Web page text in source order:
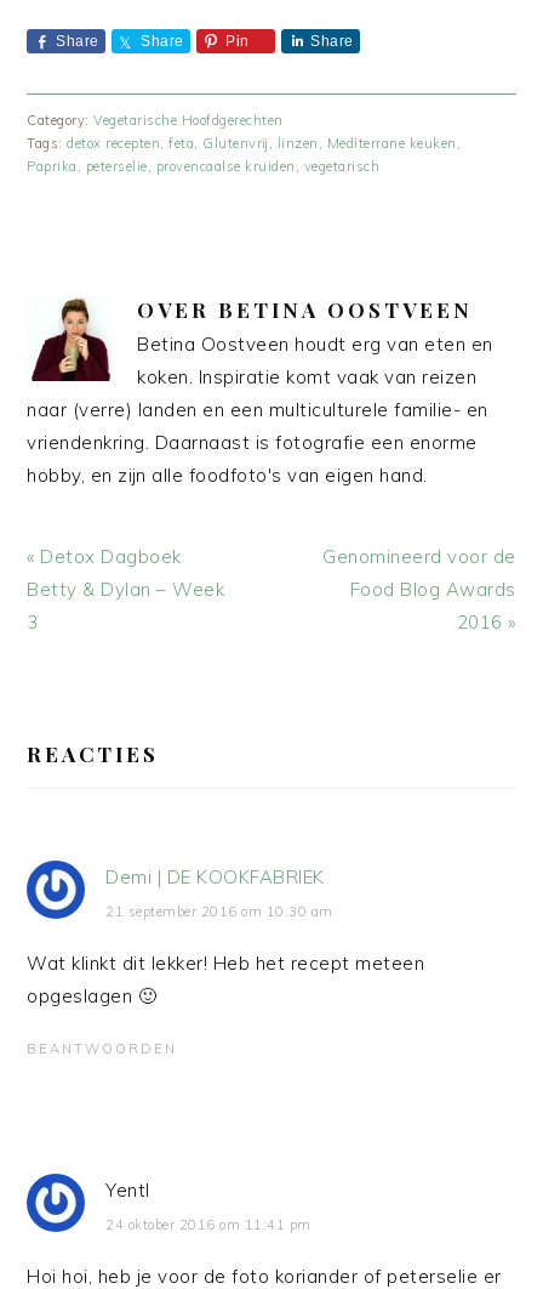
Share Share Pin Share
Category:Vegetarische Hoofdgerechten
Tags:detox recepten ,feta Glutenvrij linzen Mediterrane keuken
Paprika
peterselie provencaalse kruiden vegetarisch
OVER BETINA OOSTVEEN
Betina Oostveen houdt erg van eten en
koken. Inspiratie komt vaak van reizen
naar (verre) landen en een multiculturele familie- en
vriendenkring. Daarnaast is fotografie een enorme
hobby, en zijn alle foodfoto's van eigen hand.
Vorig
bericht:
« Detox Dagboek
Betty & Dylan – Week
3
Volgend
bericht:
Genomineerd voor de
Food Blog Awards
2016 »
INTERACTIES
REACTIES
Demi | DE KOOKFABRIEK
21 september 2016 om 10:30 am
Wat klinkt dit lekker! Heb het recept meteen
opgeslagen 🙂
BEANTWOORDEN
Yentl
24 oktober 2016 om 11:41 pm
Hoi hoi, heb je voor de foto koriander of peterselie er